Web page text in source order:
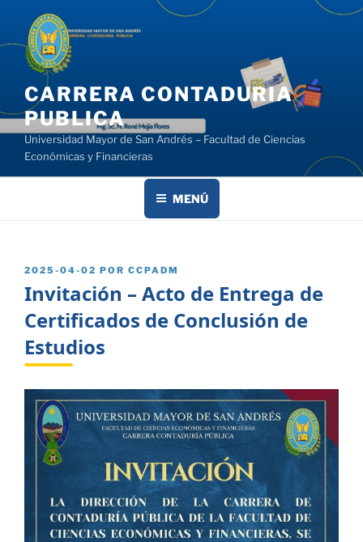
contenido
CARRERA CONTADURIA
PUBLICA
Universidad Mayor de San Andrés – Facultad de Ciencias
Económicas y Financieras
MENÚ
PUBLICADO
2025-04-02 POR CCPADM
Invitación – Acto de Entrega de
Certificados de Conclusión de
Estudios